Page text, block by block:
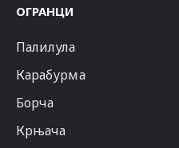
ОГРАНЦИ
Палилула
Карабурма
Борча
Крњача